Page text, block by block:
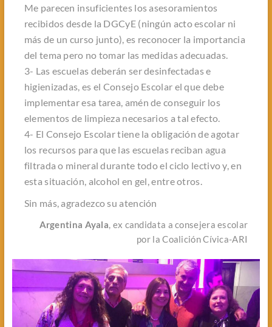
Me parecen insuficientes los asesoramientos
recibidos desde la DGCyE (ningún acto escolar ni
más de un curso junto), es reconocer la importancia
del tema pero no tomar las medidas adecuadas.
3- Las escuelas deberán ser desinfectadas e
higienizadas, es el Consejo Escolar el que debe
implementar esa tarea, amén de conseguir los
elementos de limpieza necesarios a tal efecto.
4- El Consejo Escolar tiene la obligación de agotar
los recursos para que las escuelas reciban agua
filtrada o mineral durante todo el ciclo lectivo y, en
esta situación, alcohol en gel, entre otros.
Sin más, agradezco su atención
Argentina Ayala, ex candidata a consejera escolar
por la Coalición Cívica-ARI